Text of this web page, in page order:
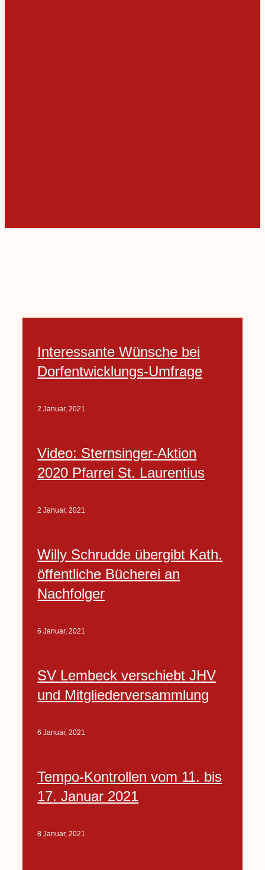
Interessante Wünsche bei
Dorfentwicklungs-Umfrage
2 Januar, 2021
Video: Sternsinger-Aktion
2020 Pfarrei St. Laurentius
2 Januar, 2021
Willy Schrudde übergibt Kath.
öffentliche Bücherei an
Nachfolger
6 Januar, 2021
SV Lembeck verschiebt JHV
und Mitgliederversammlung
6 Januar, 2021
Tempo-Kontrollen vom 11. bis
17. Januar 2021
8 Januar, 2021